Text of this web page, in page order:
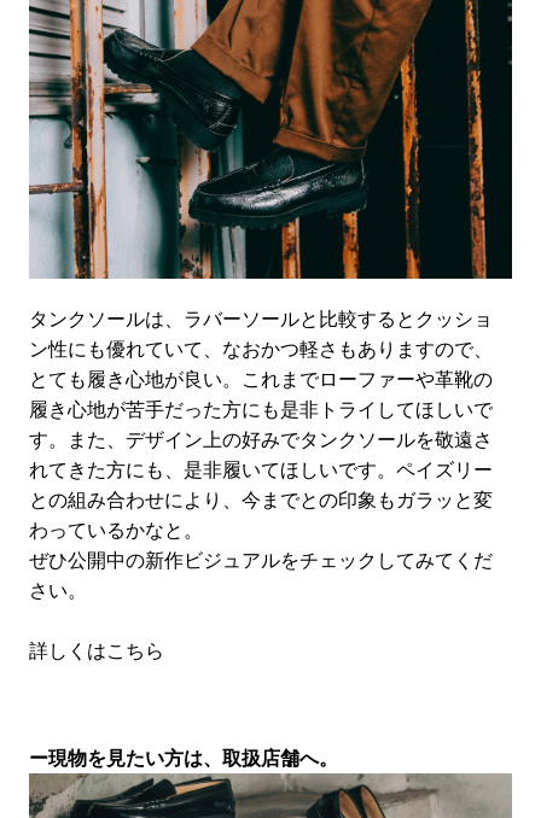
タンクソールは、ラバーソールと比較するとクッショ
ン性にも優れていて、なおかつ軽さもありますので、
とても履き心地が良い。これまでローファーや革靴の
履き心地が苦手だった方にも是非トライしてほしいで
す。また、デザイン上の好みでタンクソールを敬遠さ
れてきた方にも、是非履いてほしいです。ペイズリー
との組み合わせにより、今までとの印象もガラッと変
わっているかなと。
ぜひ公開中の新作ビジュアルをチェックしてみてくだ
さい。
詳しくはこちら
ー現物を見たい方は、取扱店舗へ。